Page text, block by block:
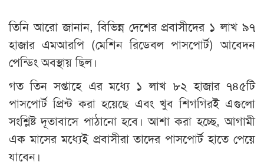
তিনি আরো জানান, বিভিন্ন দেশের প্রবাসীদের ১ লাখ ৯৭
হাজার এমআরপি (মেশিন রিডেবল পাসপোর্ট) আবেদন
পেন্ডিং অবস্থায় ছিল।
গত তিন সপ্তাহে এর মধ্যে ১ লাখ ৮২ হাজার ৭৪৫টি
পাসপোর্ট প্রিন্ট করা হয়েছে এবং খুব শিগগিরই এগুলো
সংশ্লিষ্ট দূতাবাসে পাঠানো হবে। আশা করা হচ্ছে, আগামী
এক মাসের মধ্যেই প্রবাসীরা তাদের পাসপোর্ট হাতে পেয়ে
যাবেন।